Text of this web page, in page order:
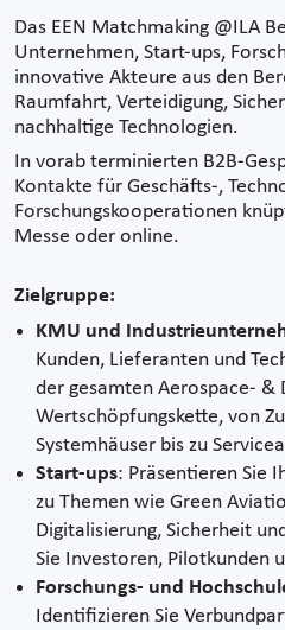
Das EEN Matchmaking @ILA
Unternehmen, Start-ups,
innovative Akteure aus den
Raumfahrt, Verteidigung,
nachhaltige Technologien.
In vorab terminierten B2B-
Kontakte für Geschäfts-,
Forschungskooperationen
Messe oder online.
Zielgruppe:
KMU und
Kunden, Lieferanten und
der gesamten Aerospace- &
Wertschöpfungskette, von
Systemhäuser bis zu
Start-ups: Präsentieren Sie
zu Themen wie Green
Digitalisierung, Sicherheit
Sie Investoren, Pilotkunden
Forschungs- und
Identifizieren Sie